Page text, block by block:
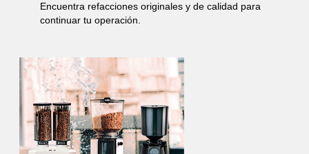
Encuentra refacciones originales y de calidad para
continuar tu operación.